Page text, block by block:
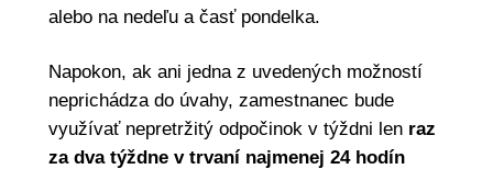
alebo na nedeľu a časť pondelka.
Napokon, ak ani jedna z uvedených možností
neprichádza do úvahy, zamestnanec bude
využívať nepretržitý odpočinok v týždni len raz
za dva týždne v trvaní najmenej 24 hodín